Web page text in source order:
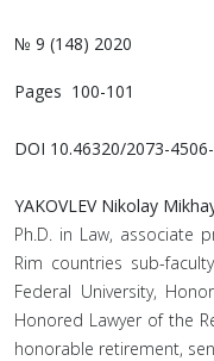
№ 9 (148) 2020
Pages 100-101
DOI 10.46320/2073-
YAKOVLEV Nikolay
Ph.D. in Law, associate
Rim countries sub-
Federal University,
Honored Lawyer of the
honorable retirement,